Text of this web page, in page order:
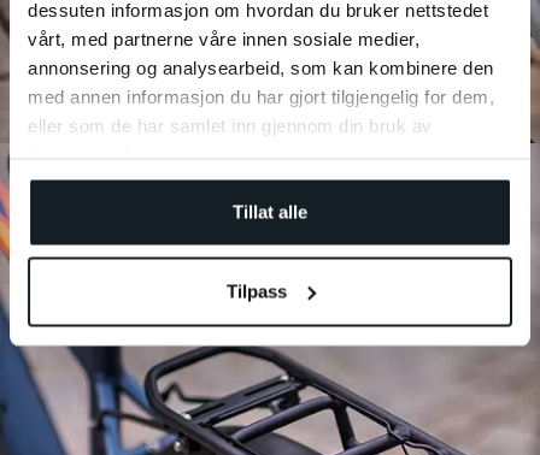
dessuten informasjon om hvordan du bruker nettstedet
vårt, med partnerne våre innen sosiale medier,
annonsering og analysearbeid, som kan kombinere den
med annen informasjon du har gjort tilgjengelig for dem,
eller som de har samlet inn gjennom din bruk av
Tillat alle
Tilpass